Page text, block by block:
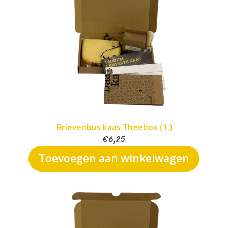
Brievenbus kaas Theebox (1.)
€6,25
Toevoegen aan winkelwagen